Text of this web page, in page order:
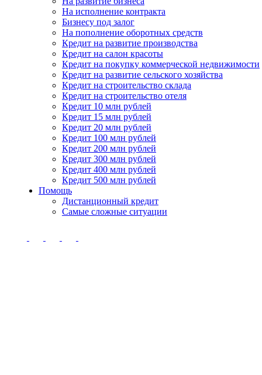
На исполнение контракта
Бизнесу под залог
На пополнение оборотных средств
Кредит на развитие производства
Кредит на салон красоты
Кредит на покупку коммерческой недвижимости
Кредит на развитие сельского хозяйства
Кредит на строительство склада
Кредит на строительство отеля
Кредит 10 млн рублей
Кредит 15 млн рублей
Кредит 20 млн рублей
Кредит 100 млн рублей
Кредит 200 млн рублей
Кредит 300 млн рублей
Кредит 400 млн рублей
Кредит 500 млн рублей
Помощь
Дистанционный кредит
Самые сложные ситуации